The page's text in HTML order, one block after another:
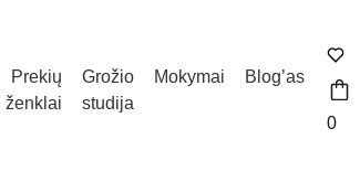
Prekių
ženklai
Grožio
studija
Mokymai Blog’as
0